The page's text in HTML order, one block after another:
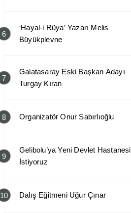
6
‘Hayal-i Rüya’ Yazarı Melis
Büyükplevne
7
Galatasaray Eski Başkan Adayı
Turgay Kıran
8 Organizatör Onur Sabırlıoğlu
9
Gelibolu’ya Yeni Devlet Hastanesi
İstiyoruz
10 Dalış Eğitmeni Uğur Çınar